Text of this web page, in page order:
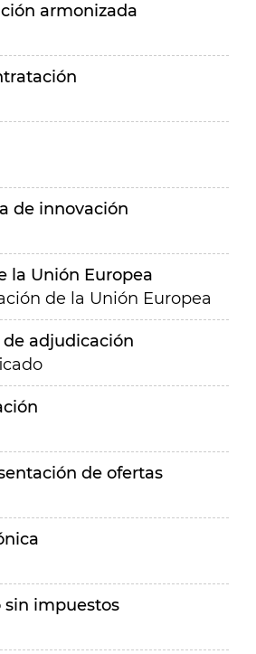
armonizada
de innovación
la Unión Europea
de la Unión Europea
adjudicación
de ofertas
sin impuestos